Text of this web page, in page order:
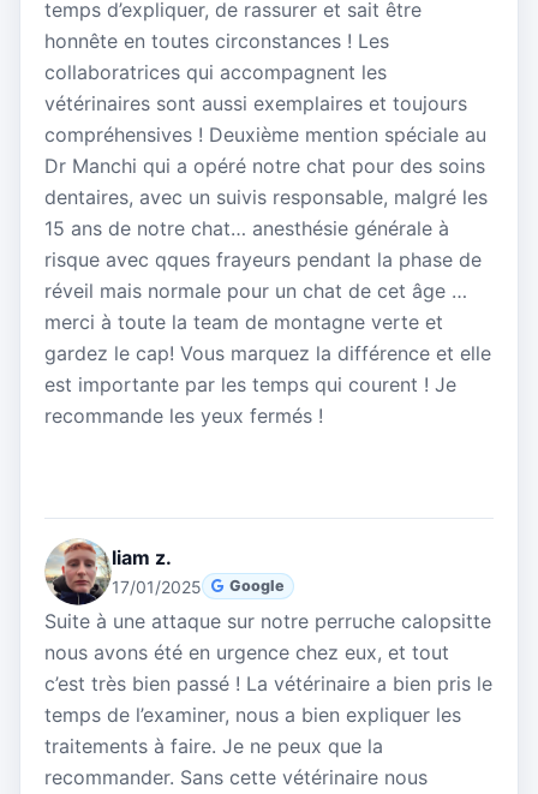
temps d’expliquer, de rassurer et sait être
honnête en toutes circonstances ! Les
collaboratrices qui accompagnent les
vétérinaires sont aussi exemplaires et toujours
compréhensives ! Deuxième mention spéciale au
Dr Manchi qui a opéré notre chat pour des soins
dentaires, avec un suivis responsable, malgré les
15 ans de notre chat… anesthésie générale à
risque avec qques frayeurs pendant la phase de
réveil mais normale pour un chat de cet âge …
merci à toute la team de montagne verte et
gardez le cap! Vous marquez la différence et elle
est importante par les temps qui courent ! Je
recommande les yeux fermés !
liam z.
17/01/2025 Google
Suite à une attaque sur notre perruche calopsitte
nous avons été en urgence chez eux, et tout
c’est très bien passé ! La vétérinaire a bien pris le
temps de l’examiner, nous a bien expliquer les
traitements à faire. Je ne peux que la
recommander. Sans cette vétérinaire nous